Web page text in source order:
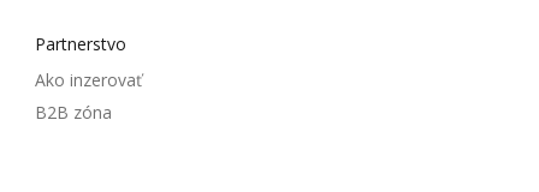
Partnerstvo
Ako inzerovať
B2B zóna